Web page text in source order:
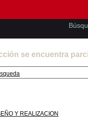
se encuentra
Y REALIZACION